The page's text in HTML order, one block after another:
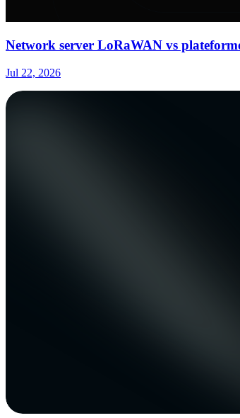
Network server LoRaWAN vs
Jul 22, 2026